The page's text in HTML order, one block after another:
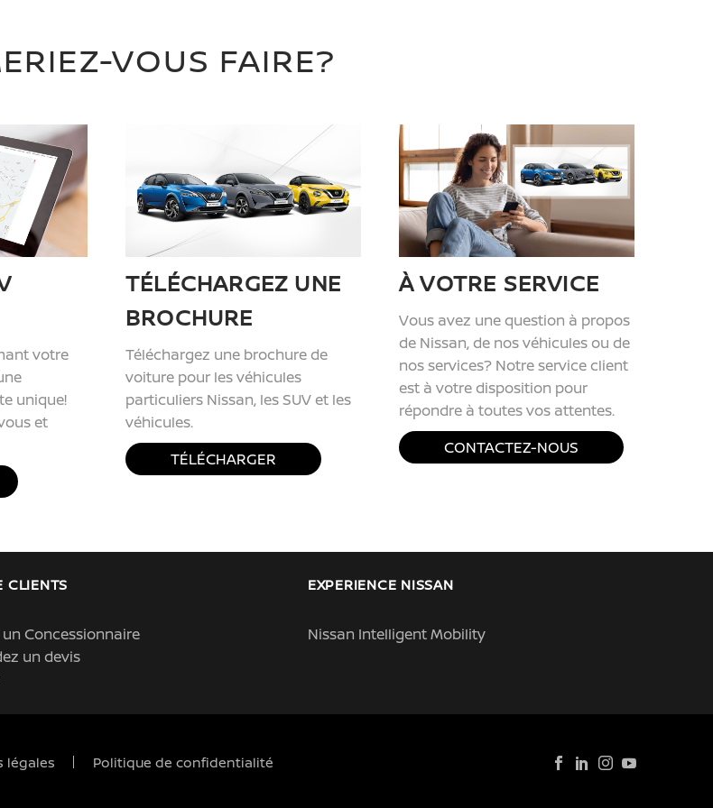
VOUS FAIRE?
votre
unique!
et
TÉLÉCHARGEZ UNE
BROCHURE
Téléchargez une brochure de
voiture pour les véhicules
particuliers Nissan, les SUV et les
véhicules.
TÉLÉCHARGER
À VOTRE SERVICE
Vous avez une question à propos
de Nissan, de nos véhicules ou de
nos services? Notre service client
est à votre disposition pour
répondre à toutes vos attentes.
CONTACTEZ-NOUS
CLIENTS
Concessionnaire
un devis
EXPERIENCE NISSAN
Nissan Intelligent Mobility
légales Politique de confidentialité